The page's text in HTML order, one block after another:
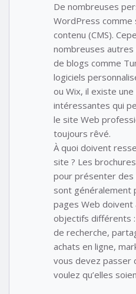
De nombreuses
WordPress
contenu (CMS).
nombreuses
de blogs comme
logiciels
ou Wix, il existe
intéressantes qui
le site Web
toujours rêvé.
À quoi doivent
site ? Les
pour présenter des
sont généralement
pages Web
objectifs différents
de recherche,
achats en ligne,
vous devez passer
voulez qu’elles